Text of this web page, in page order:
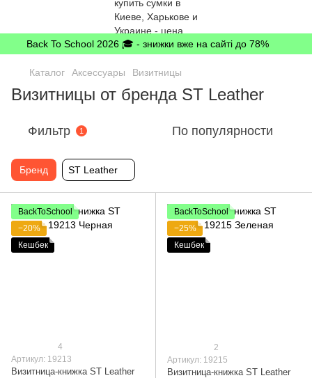
Back To School 2026 🎓 - знижки вже на сайті до 78%
Каталог Аксессуары Визитницы
Визитницы от бренда ST Leather
Фильтр 1 По популярности
Бренд ST Leather
BackToSchool
−20%
Кешбек
4
Артикул: 19213
Визитница-книжка ST Leather
BackToSchool
−25%
Кешбек
2
Артикул: 19215
Визитница-книжка ST Leather